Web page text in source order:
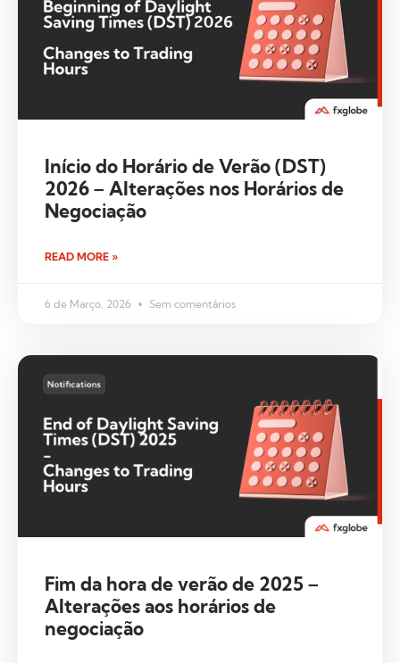
Início do Horário de Verão (DST)
2026 – Alterações nos Horários de
Negociação
READ MORE »
6 de Março, 2026 Sem comentários
Fim da hora de verão de 2025 –
Alterações aos horários de
negociação